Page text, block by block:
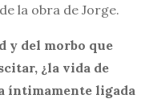
la obra de Jorge.
y del morbo que
¿la vida de
íntimamente ligada